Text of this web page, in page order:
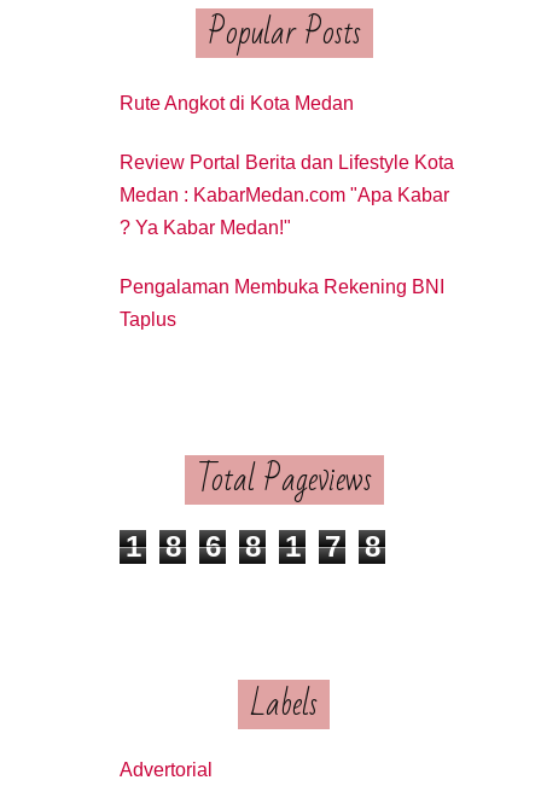
Popular Posts
Rute Angkot di Kota Medan
Review Portal Berita dan Lifestyle Kota
Medan : KabarMedan.com "Apa Kabar
? Ya Kabar Medan!"
Pengalaman Membuka Rekening BNI
Taplus
Total Pageviews
1 8 6 8 1 7 8
Labels
Advertorial